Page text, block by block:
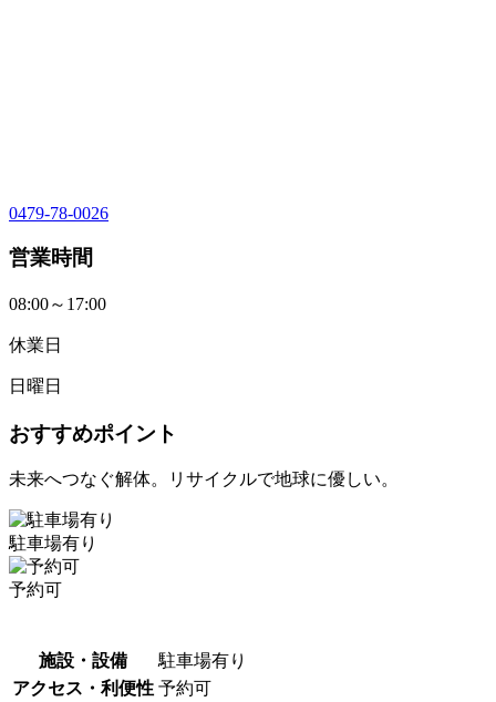
0479-78-0026
営業時間
08:00～17:00
休業日
日曜日
おすすめポイント
未来へつなぐ解体。リサイクルで地球に優しい。
駐車場有り
予約可
施設・設備
駐車場有り
アクセス・利便性 予約可